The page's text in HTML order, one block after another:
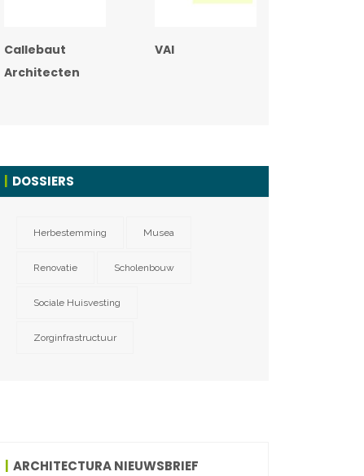
Callebaut
Architecten
VAI
DOSSIERS
Herbestemming Musea
Renovatie Scholenbouw
Sociale Huisvesting
Zorginfrastructuur
ARCHITECTURA NIEUWSBRIEF